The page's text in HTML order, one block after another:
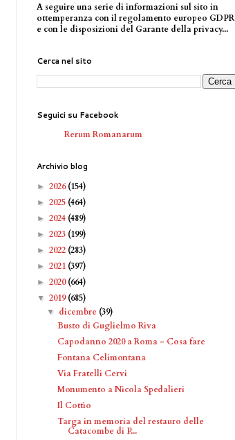
A seguire una serie di informazioni sul sito in
ottemperanza con il regolamento europeo GDPR
e con le disposizioni del Garante della privacy...
Cerca nel sito
Seguici su Facebook
Rerum Romanarum
Archivio blog
► 2026(154)
► 2025 (464)
► 2024 (489)
► 2023 (199)
► 2022 (283)
► 2021 (397)
► 2020(664)
▼ 2019(685)
▼ dicembre (39)
Busto di Guglielmo Riva
Capodanno 2020 a Roma - Cosa fare
Fontana Celimontana
Via Fratelli Cervi
Monumento a Nicola Spedalieri
Il Cottìo
Targa in memoria del restauro delle
Catacombe di P...